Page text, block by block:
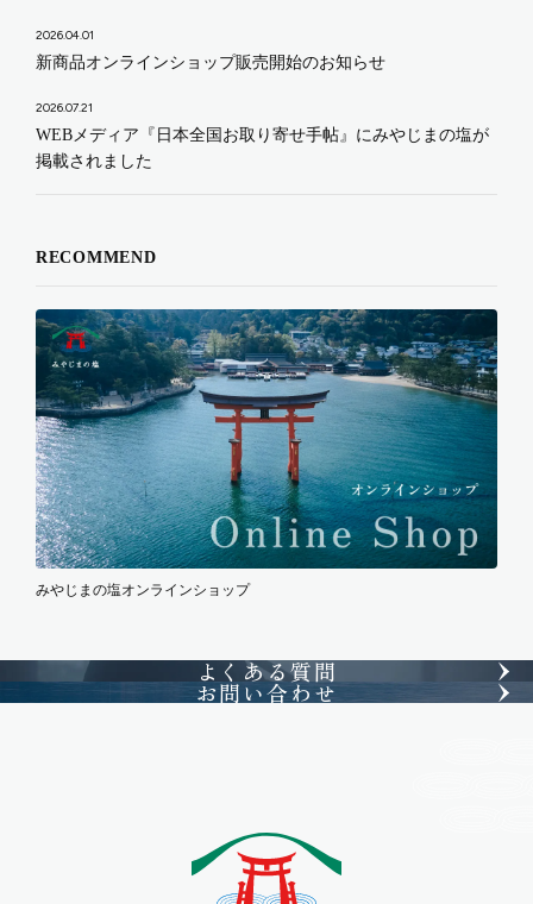
2026.04.01
新商品オンラインショップ販売開始のお知らせ
2026.07.21
WEBメディア『日本全国お取り寄せ手帖』にみやじまの塩が
掲載されました
RECOMMEND
みやじまの塩オンラインショップ
よくある質問
お問い合わせ